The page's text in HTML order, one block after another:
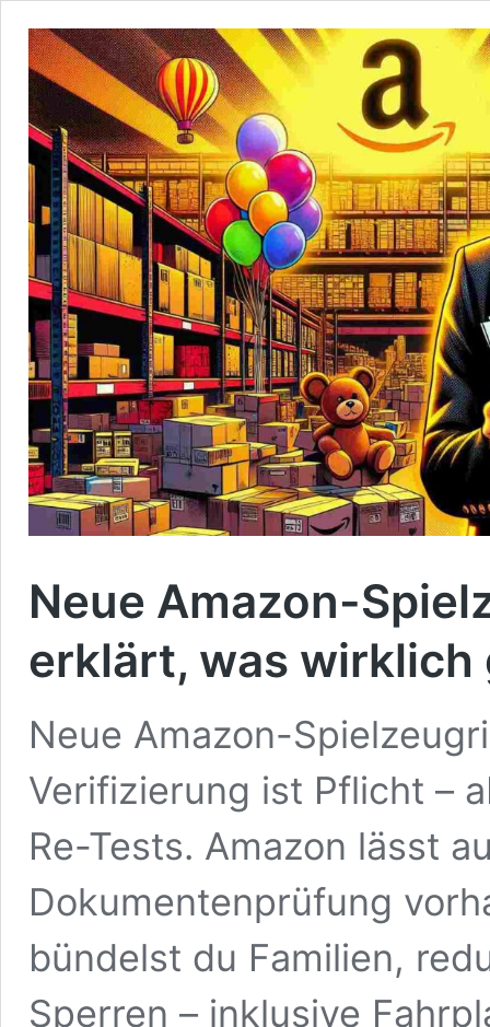
Neue Amazon-
erklärt, was wirklich
Neue Amazon-
Verifizierung ist Pflicht –
Re-Tests. Amazon lässt
Dokumentenprüfung
bündelst du Familien,
Sperren – inklusive